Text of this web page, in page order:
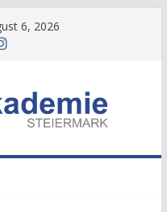
6, 2026